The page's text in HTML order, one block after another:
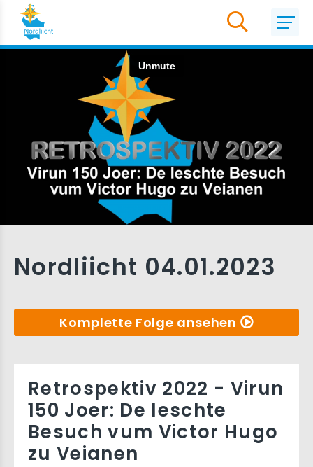
Nordliicht 04.01.2023
Komplette Folge ansehen
Retrospektiv 2022 - Virun
150 Joer: De leschte
Besuch vum Victor Hugo
zu Veianen